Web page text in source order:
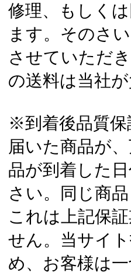
修理、もしく
ます。そのさ
させていただ
の送料は当社
※到着後品質
届いた商品が
品が到着した
さい。同じ商
これは上記保
せん。当サイ
め、お客様は